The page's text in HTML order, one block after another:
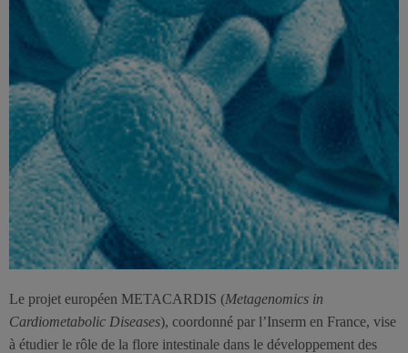
Le projet européen METACARDIS (Metagenomics in
Cardiometabolic Diseases), coordonné par l’Inserm en France, vise
à étudier le rôle de la flore intestinale dans le développement des